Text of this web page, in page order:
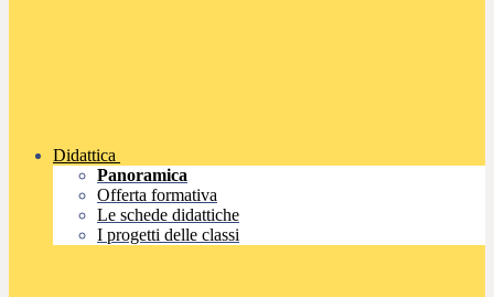
Didattica
Panoramica
Offerta formativa
Le schede didattiche
I progetti delle classi